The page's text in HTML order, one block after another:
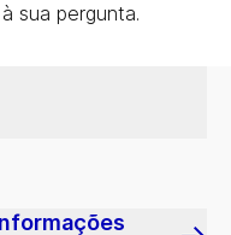
sua pergunta.